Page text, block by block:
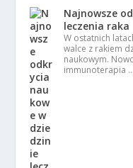
Najnowsze
leczenia raka
W ostatnich
walce z rakiem
naukowym.
immunoterapia …